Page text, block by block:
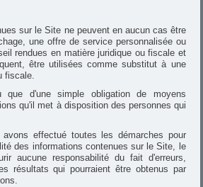
sur le Site ne peuvent en aucun cas être
une offre de service personnalisée ou
rendues en matière juridique ou fiscale et
être utilisées comme substitut à une
fiscale.
que d'une simple obligation de moyens
qu'il met à disposition des personnes qui
effectué toutes les démarches pour
des informations contenues sur le Site, le
aucune responsabilité du fait d'erreurs,
résultats qui pourraient être obtenus par